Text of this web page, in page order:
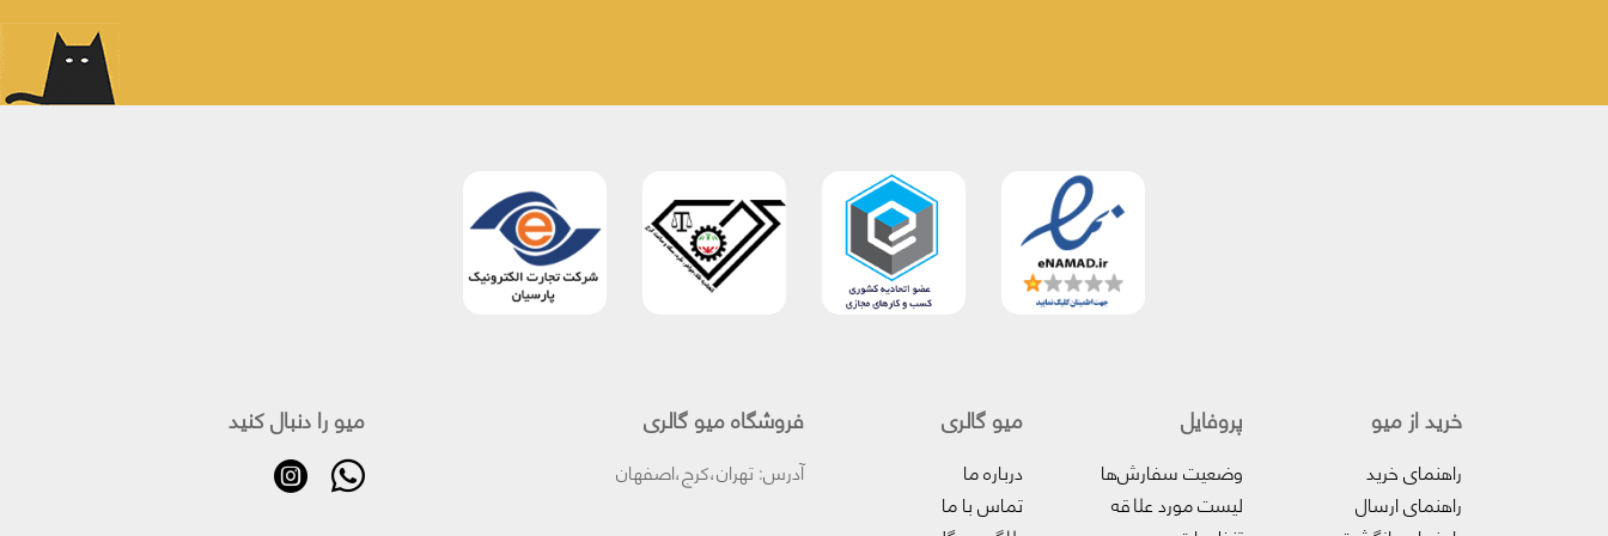
خرید از میو
راهنمای خرید
راهنمای ارسال
پروفایل‌
وضعیت سفارش‌ها
لیست مورد علاقه
میو گالری
درباره ما
تماس با ما
فروشگاه میو گالری
آدرس: تهران،کرج،اصفهان
میو را دنبال کنید